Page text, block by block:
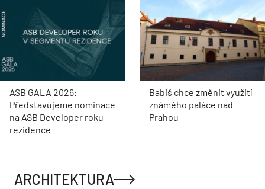
ASB GALA 2026:
Představujeme nominace
na ASB Developer roku –
rezidence
Babiš chce změnit využití
známého paláce nad
Prahou
ARCHITEKTURA